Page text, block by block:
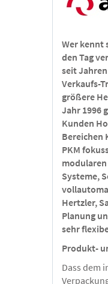
Wer kennt
den Tag
seit
Verkaufs-
größere
Jahr 1996
Kunden
Bereichen
PKM
Systeme,
Hertzler,
Planung
sehr
Produkt-
Dass dem